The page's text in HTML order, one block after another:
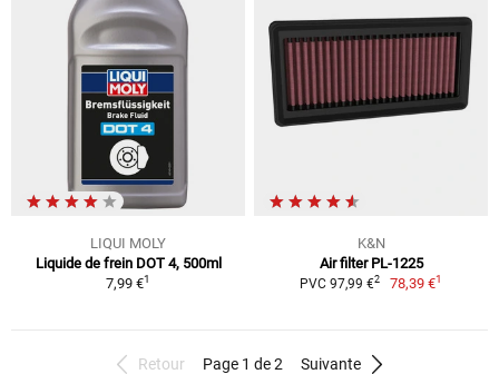
LIQUI MOLY
Liquide de frein DOT 4, 500ml
7,99 €1
K&N
Air filter PL-1225
PVC 97,99 €2 78,39 €1
Retour Page 1 de 2 Suivante